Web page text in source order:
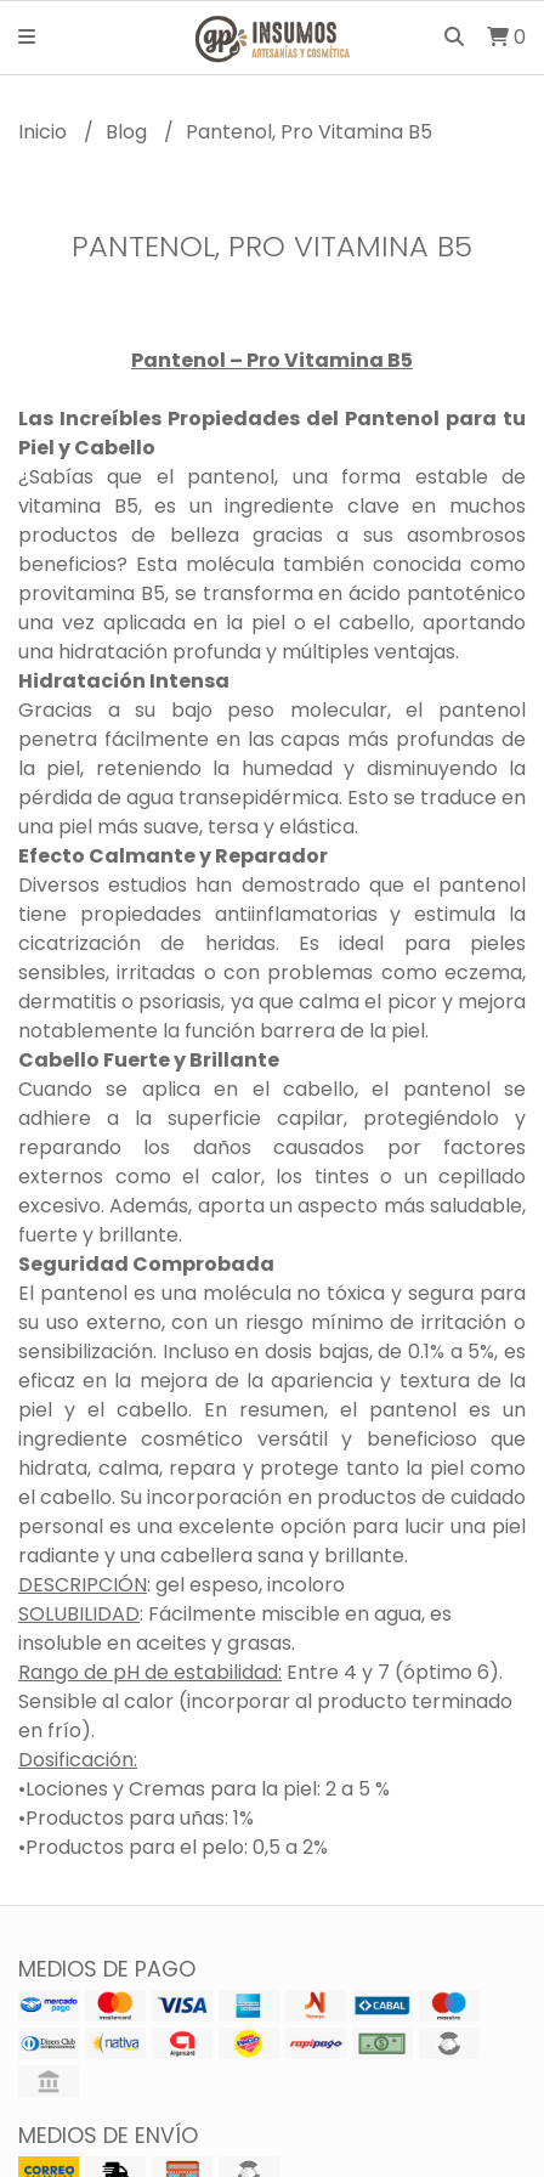
0
Inicio Blog Pantenol, Pro Vitamina B5
PANTENOL, PRO VITAMINA B5
Pantenol – Pro Vitamina B5
Las Increíbles Propiedades del Pantenol para tu
Piel y Cabello
¿Sabías que el pantenol, una forma estable de
vitamina B5, es un ingrediente clave en muchos
productos de belleza gracias a sus asombrosos
beneficios? Esta molécula también conocida como
provitamina B5, se transforma en ácido pantoténico
una vez aplicada en la piel o el cabello, aportando
una hidratación profunda y múltiples ventajas.
Hidratación Intensa
Gracias a su bajo peso molecular, el pantenol
penetra fácilmente en las capas más profundas de
la piel, reteniendo la humedad y disminuyendo la
pérdida de agua transepidérmica. Esto se traduce en
una piel más suave, tersa y elástica.
Efecto Calmante y Reparador
Diversos estudios han demostrado que el pantenol
tiene propiedades antiinflamatorias y estimula la
cicatrización de heridas. Es ideal para pieles
sensibles, irritadas o con problemas como eczema,
dermatitis o psoriasis, ya que calma el picor y mejora
notablemente la función barrera de la piel.
Cabello Fuerte y Brillante
Cuando se aplica en el cabello, el pantenol se
adhiere a la superficie capilar, protegiéndolo y
reparando los daños causados por factores
externos como el calor, los tintes o un cepillado
excesivo. Además, aporta un aspecto más saludable,
fuerte y brillante.
Seguridad Comprobada
El pantenol es una molécula no tóxica y segura para
su uso externo, con un riesgo mínimo de irritación o
sensibilización. Incluso en dosis bajas, de 0.1% a 5%, es
eficaz en la mejora de la apariencia y textura de la
piel y el cabello. En resumen, el pantenol es un
ingrediente cosmético versátil y beneficioso que
hidrata, calma, repara y protege tanto la piel como
el cabello. Su incorporación en productos de cuidado
personal es una excelente opción para lucir una piel
radiante y una cabellera sana y brillante.
DESCRIPCIÓN: gel espeso, incoloro
SOLUBILIDAD: Fácilmente miscible en agua, es
insoluble en aceites y grasas.
Rango de pH de estabilidad: Entre 4 y 7 (óptimo 6).
Sensible al calor (incorporar al producto terminado
en frío).
Dosificación:
•Lociones y Cremas para la piel: 2 a 5 %
•Productos para uñas: 1%
•Productos para el pelo: 0,5 a 2%
MEDIOS DE PAGO
MEDIOS DE ENVÍO